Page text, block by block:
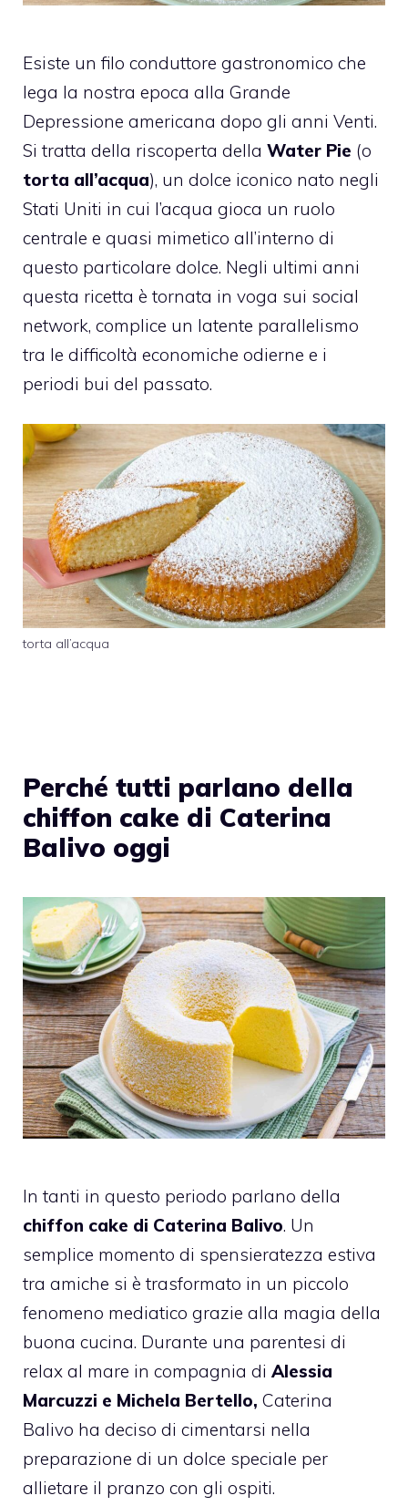
Esiste un filo conduttore gastronomico che
lega la nostra epoca alla Grande
Depressione americana dopo gli anni Venti.
Si tratta della riscoperta della Water Pie (o
torta all’acqua), un dolce iconico nato negli
Stati Uniti in cui l’acqua gioca un ruolo
centrale e quasi mimetico all’interno di
questo particolare dolce. Negli ultimi anni
questa ricetta è tornata in voga sui social
network, complice un latente parallelismo
tra le difficoltà economiche odierne e i
periodi bui del passato.
torta all’acqua
Perché tutti parlano della
chiffon cake di Caterina
Balivo oggi
In tanti in questo periodo parlano della
chiffon cake di Caterina Balivo. Un
semplice momento di spensieratezza estiva
tra amiche si è trasformato in un piccolo
fenomeno mediatico grazie alla magia della
buona cucina. Durante una parentesi di
relax al mare in compagnia di Alessia
Marcuzzi e Michela Bertello, Caterina
Balivo ha deciso di cimentarsi nella
preparazione di un dolce speciale per
allietare il pranzo con gli ospiti.